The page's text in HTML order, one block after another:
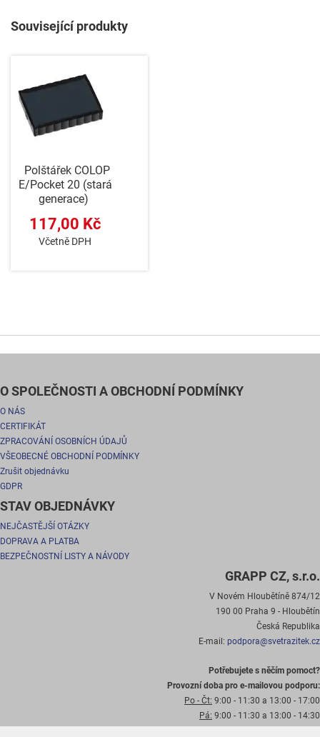
Související produkty
Polštářek COLOP
E/Pocket 20 (stará
generace)
117,00 Kč
Včetně DPH
O SPOLEČNOSTI A OBCHODNÍ PODMÍNKY
O NÁS
CERTIFIKÁT
ZPRACOVÁNÍ OSOBNÍCH ÚDAJŮ
VŠEOBECNÉ OBCHODNÍ PODMÍNKY
Zrušit objednávku
GDPR
STAV OBJEDNÁVKY
NEJČASTĚJŠÍ OTÁZKY
DOPRAVA A PLATBA
BEZPEČNOSTNÍ LISTY A NÁVODY
GRAPP CZ, s.r.o.
V Novém Hloubětíně 874/12
190 00 Praha 9 - Hloubětín
Česká Republika
E-mail: podpora@svetrazitek.cz
Potřebujete s něčím pomoct?
Provozní doba pro e-mailovou podporu:
Po - Čt: 9:00 - 11:30 a 13:00 - 17:00
Pá: 9:00 - 11:30 a 13:00 - 14:30